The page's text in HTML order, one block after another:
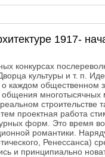
1917-
конкурсах
культуры и т. п.
о каждом общественном
многотысячных
строительстве
проектная работа
форм. Это время
романтики.
Ренессанса)
и принципиально